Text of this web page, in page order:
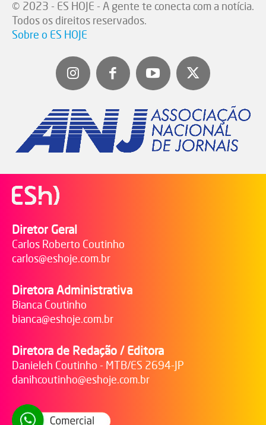
© 2023 - ES HOJE - A gente te conecta com a notícia.
Todos os direitos reservados.
Sobre o ES HOJE
Diretor Geral
Carlos Roberto Coutinho
carlos@eshoje.com.br
Diretora Administrativa
Bianca Coutinho
bianca@eshoje.com.br
Diretora de Redação / Editora
Danieleh Coutinho - MTB/ES 2694-JP
danihcoutinho@eshoje.com.br